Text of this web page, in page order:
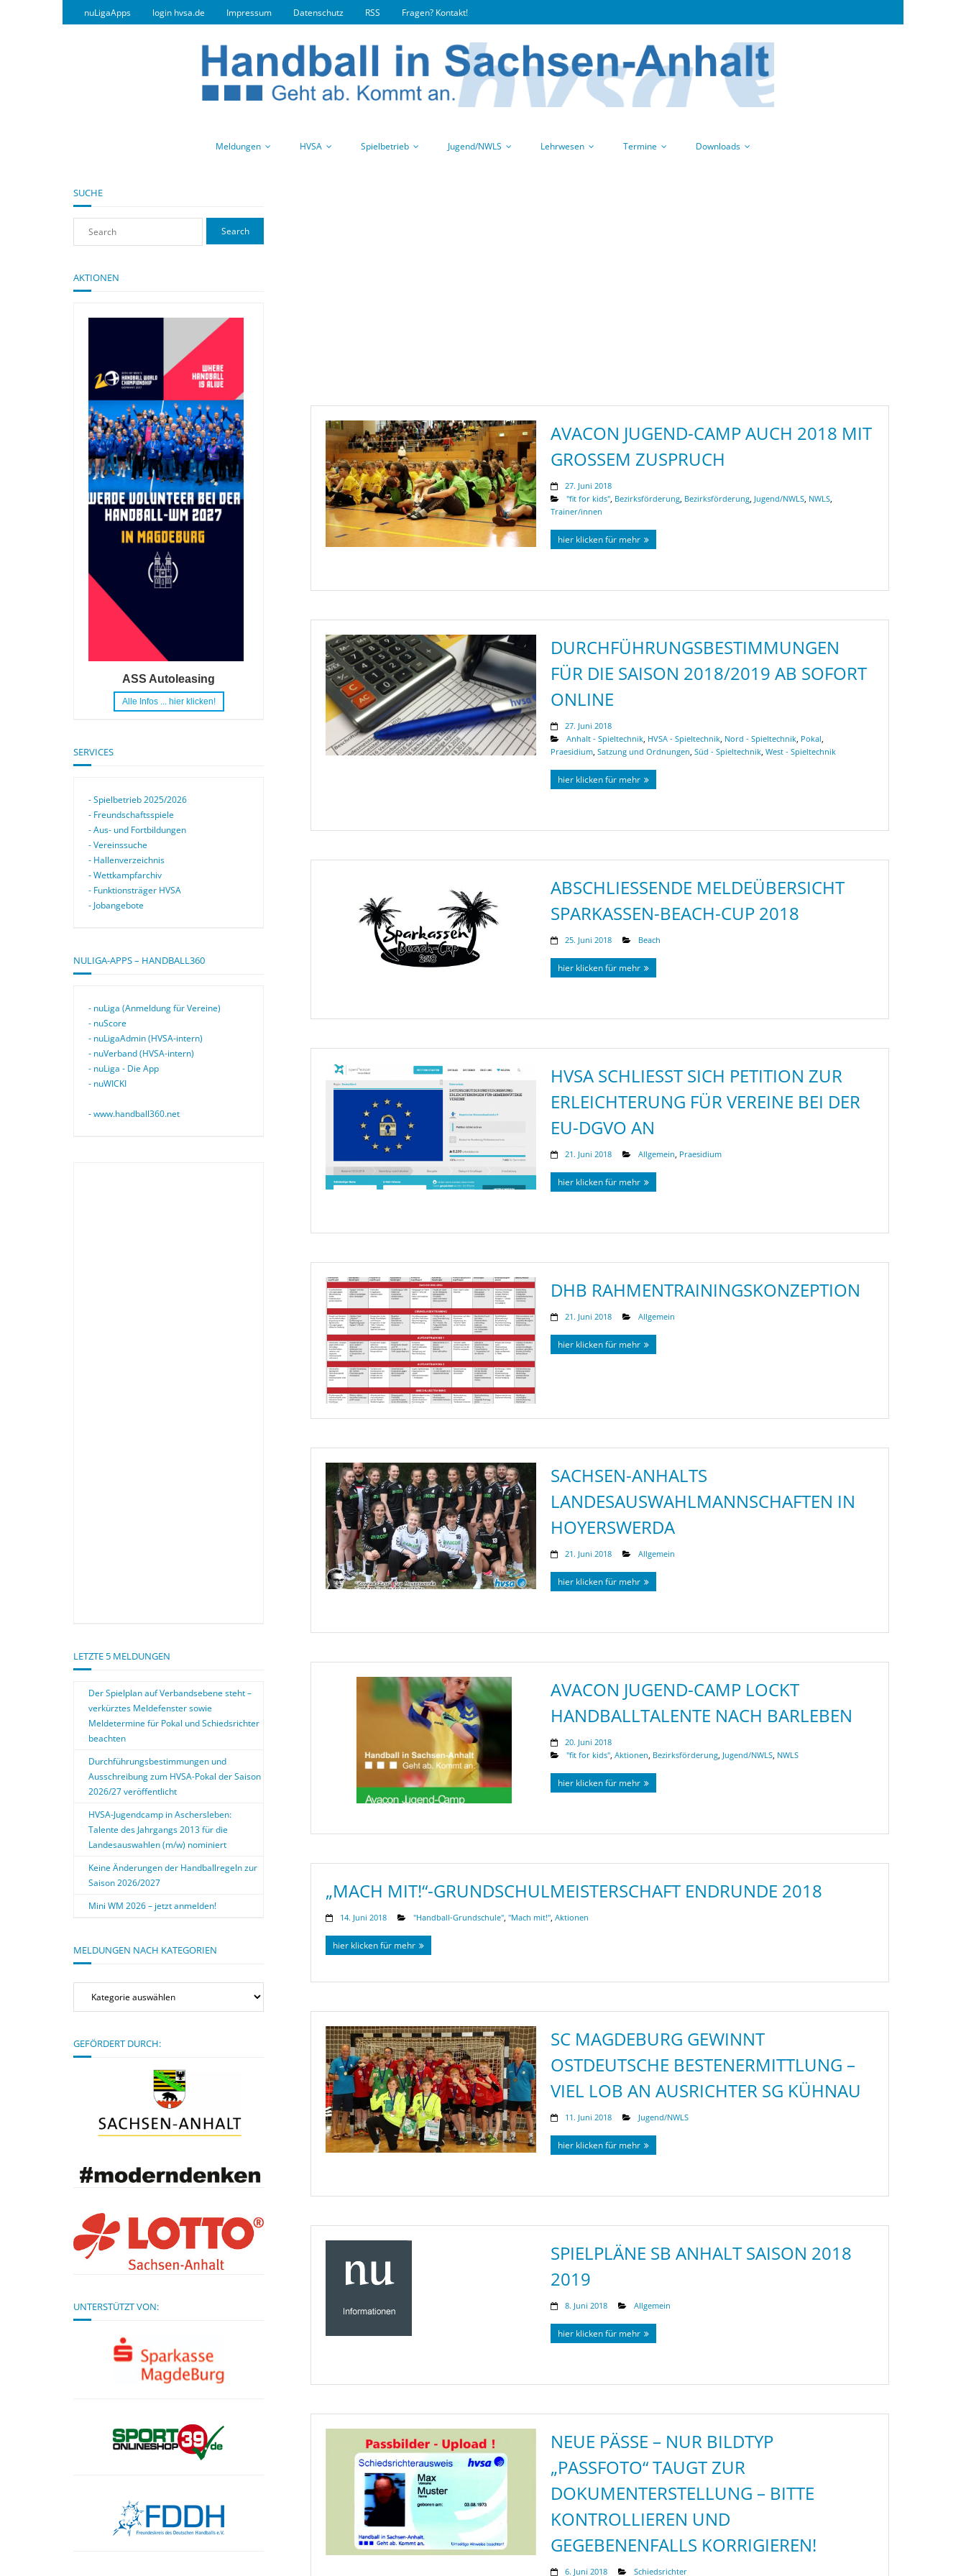
nuLigaApps login hvsa.de Impressum Datenschutz RSS Fragen? Kontakt!
Meldungen HVSA Spielbetrieb Jugend/NWLS Lehrwesen Termine Downloads
AVACON JUGEND-CAMP AUCH 2018 MIT
GROSSEM ZUSPRUCH
27. Juni 2018
"fit for kids", Bezirksförderung, Bezirksförderung, Jugend/NWLS, NWLS,
Trainer/innen
hier klicken für mehr
DURCHFÜHRUNGSBESTIMMUNGEN
FÜR DIE SAISON 2018/2019 AB SOFORT
ONLINE
27. Juni 2018
Anhalt - Spieltechnik, HVSA - Spieltechnik, Nord - Spieltechnik, Pokal,
Praesidium,Satzung und Ordnungen,Süd - Spieltechnik,West - Spieltechnik
hier klicken für mehr
ABSCHLIESSENDE MELDEÜBERSICHT S
PARKASSEN-BEACH-CUP 2018
25. Juni 2018 Beach
hier klicken für mehr
HVSA SCHLIESST SICH PETITION ZUR E
RLEICHTERUNG FÜR VEREINE BEI DER E
U-DGVO AN
21. Juni 2018 Allgemein, Praesidium
hier klicken für mehr
DHB RAHMENTRAININGSKONZEPTION
21. Juni 2018 Allgemein
hier klicken für mehr
SACHSEN-ANHALTS
LANDESAUSWAHLMANNSCHAFTEN IN
HOYERSWERDA
21. Juni 2018 Allgemein
hier klicken für mehr
AVACON JUGEND-CAMP LOCKT
HANDBALLTALENTE NACH BARLEBEN
20. Juni 2018
"fit for kids" ,Aktionen Bezirksförderung Jugend/NWLS NWLS
hier klicken für mehr
„MACH MIT!“-GRUNDSCHULMEISTERSCHAFT ENDRUNDE 2018
14. Juni 2018 "Handball-Grundschule" "Mach mit!" Aktionen
hier klicken für mehr
SC MAGDEBURG GEWINNT
OSTDEUTSCHE BESTENERMITTLUNG –
VIEL LOB AN AUSRICHTER SG KÜHNAU
11. Juni 2018 Jugend/NWLS
hier klicken für mehr
SPIELPLÄNE SB ANHALT SAISON 2018
2019
8. Juni 2018 Allgemein
hier klicken für mehr
NEUE PÄSSE – NUR BILDTYP
„PASSFOTO“ TAUGT ZUR
DOKUMENTERSTELLUNG – BITTE
KONTROLLIEREN UND
GEGEBENENFALLS KORRIGIEREN!
6. Juni 2018 Schiedsrichter
SUCHE
AKTIONEN
ASS Autoleasing
Alle Infos ... hier klicken!
SERVICES
- Spielbetrieb 2025/2026
- Freundschaftsspiele
- Aus- und Fortbildungen
- Vereinssuche
- Hallenverzeichnis
- Wettkampfarchiv
- Funktionsträger HVSA
- Jobangebote
NULIGA-APPS – HANDBALL360
- nuLiga (Anmeldung für Vereine)
- nuScore
- nuLigaAdmin (HVSA-intern)
- nuVerband (HVSA-intern)
- nuLiga - Die App
- nuWICKI
- www.handball360.net
LETZTE 5 MELDUNGEN
Der Spielplan auf Verbandsebene steht –
verkürztes Meldefenster sowie
Meldetermine für Pokal und Schiedsrichter
beachten
Durchführungsbestimmungen und
Ausschreibung zum HVSA-Pokal der Saison
2026/27 veröffentlicht
HVSA-Jugendcamp in Aschersleben:
Talente des Jahrgangs 2013 für die
Landesauswahlen (m/w) nominiert
Keine Änderungen der Handballregeln zur
Saison 2026/2027
Mini WM 2026 – jetzt anmelden!
MELDUNGEN NACH KATEGORIEN
Meldungen
Kategorien
GEFÖRDERT DURCH:
UNTERSTÜTZT VON: